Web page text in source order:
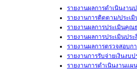
รายงานผลการดำเนินงาน
รายงานการติดตาม/ประเ
รายงานผลการประเมินคุณ
รายงานผลการประเมินปร
รายงานผลการตรวจสอบกา
รายงานการรับจ่ายเงินงบ
รายงานการดำเนินงานแผ